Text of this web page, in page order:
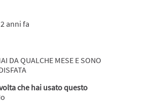
2 anni fa
DA QUALCHE MESE E SONO
che hai usato questo